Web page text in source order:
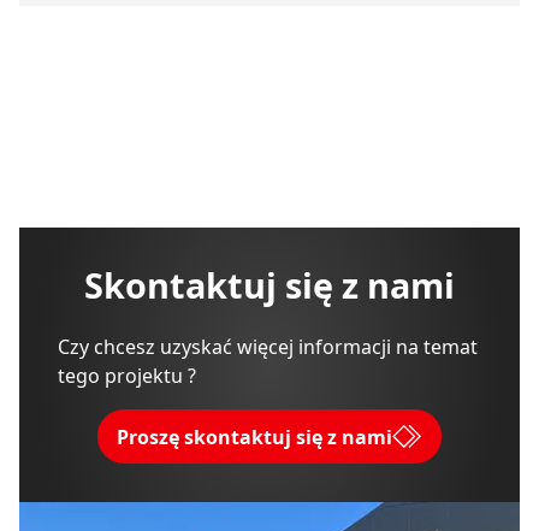
Skontaktuj się z nami
Czy chcesz uzyskać więcej informacji na temat
tego projektu ?
Proszę skontaktuj się z nami